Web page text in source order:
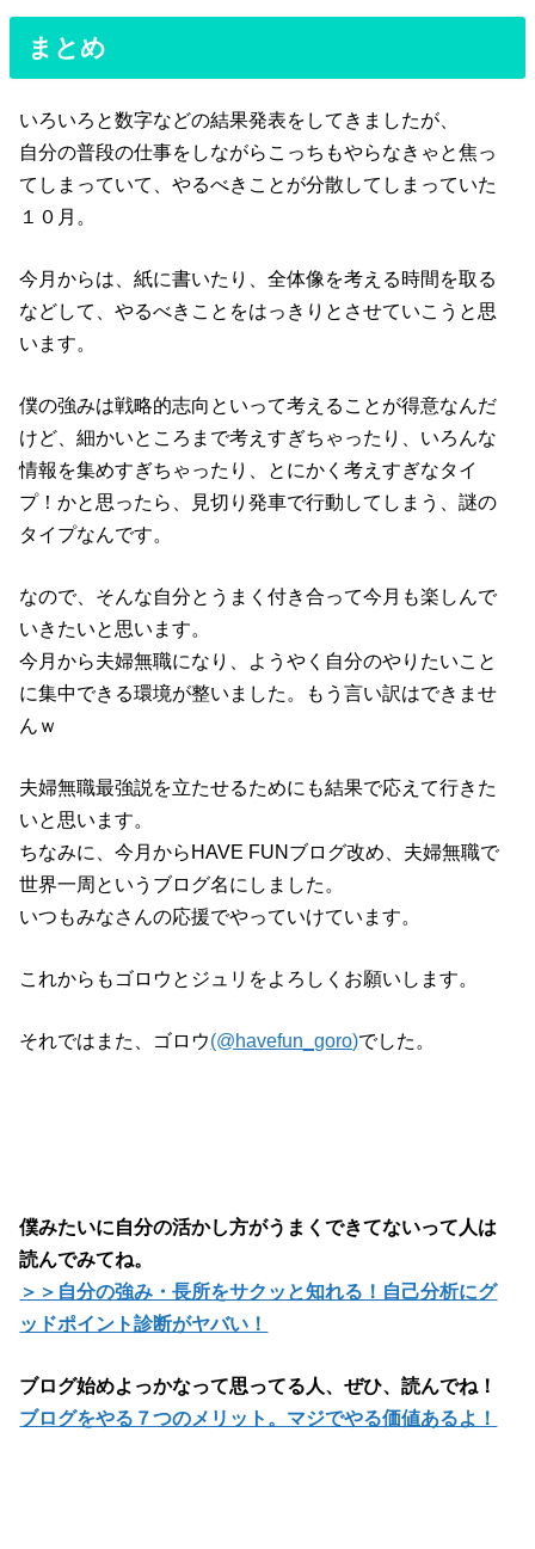
まとめ
いろいろと数字などの結果発表をしてきましたが、
自分の普段の仕事をしながらこっちもやらなきゃと焦っ
てしまっていて、やるべきことが分散してしまっていた
１０月。
今月からは、紙に書いたり、全体像を考える時間を取る
などして、やるべきことをはっきりとさせていこうと思
います。
僕の強みは戦略的志向といって考えることが得意なんだ
けど、細かいところまで考えすぎちゃったり、いろんな
情報を集めすぎちゃったり、とにかく考えすぎなタイ
プ！かと思ったら、見切り発車で行動してしまう、謎の
タイプなんです。
なので、そんな自分とうまく付き合って今月も楽しんで
いきたいと思います。
今月から夫婦無職になり、ようやく自分のやりたいこと
に集中できる環境が整いました。もう言い訳はできませ
んｗ
夫婦無職最強説を立たせるためにも結果で応えて行きた
いと思います。
ちなみに、今月からHAVE FUNブログ改め、夫婦無職で
世界一周というブログ名にしました。
いつもみなさんの応援でやっていけています。
これからもゴロウとジュリをよろしくお願いします。
それではまた、ゴロウ(@havefun_goro)でした。
僕みたいに自分の活かし方がうまくできてないって人は
読んでみてね。
＞＞自分の強み・長所をサクッと知れる！自己分析にグ
ッドポイント診断がヤバい！
ブログ始めよっかなって思ってる人、ぜひ、読んでね！
ブログをやる７つのメリット。マジでやる価値あるよ！